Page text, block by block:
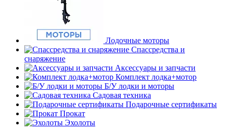
Лодочные моторы
Спассредства и
снаряжение
Аксессуары и запчасти
Комплект лодка+мотор
Б/У лодки и моторы
Садовая техника
Подарочные сертификаты
Прокат
Эхолоты